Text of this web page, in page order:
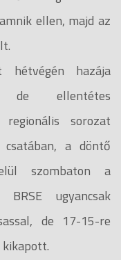
ellen, majd az
hazája
de ellentétes
sorozat
a döntő
szombaton a
ugyancsak
de 17-15-re